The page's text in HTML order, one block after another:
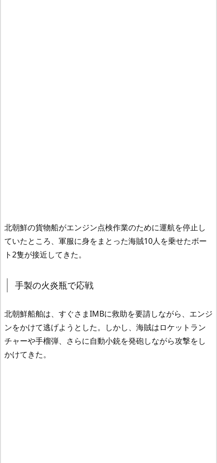
北朝鮮の貨物船がエンジン点検作業のために運航を停止し
ていたところ、軍服に身をまとった海賊10人を乗せたボー
ト2隻が接近してきた。
手製の火炎瓶で応戦
北朝鮮船舶は、すぐさまIMBに救助を要請しながら、エンジ
ンをかけて逃げようとした。しかし、海賊はロケットラン
チャーや手榴弾、さらに自動小銃を発砲しながら攻撃をし
かけてきた。